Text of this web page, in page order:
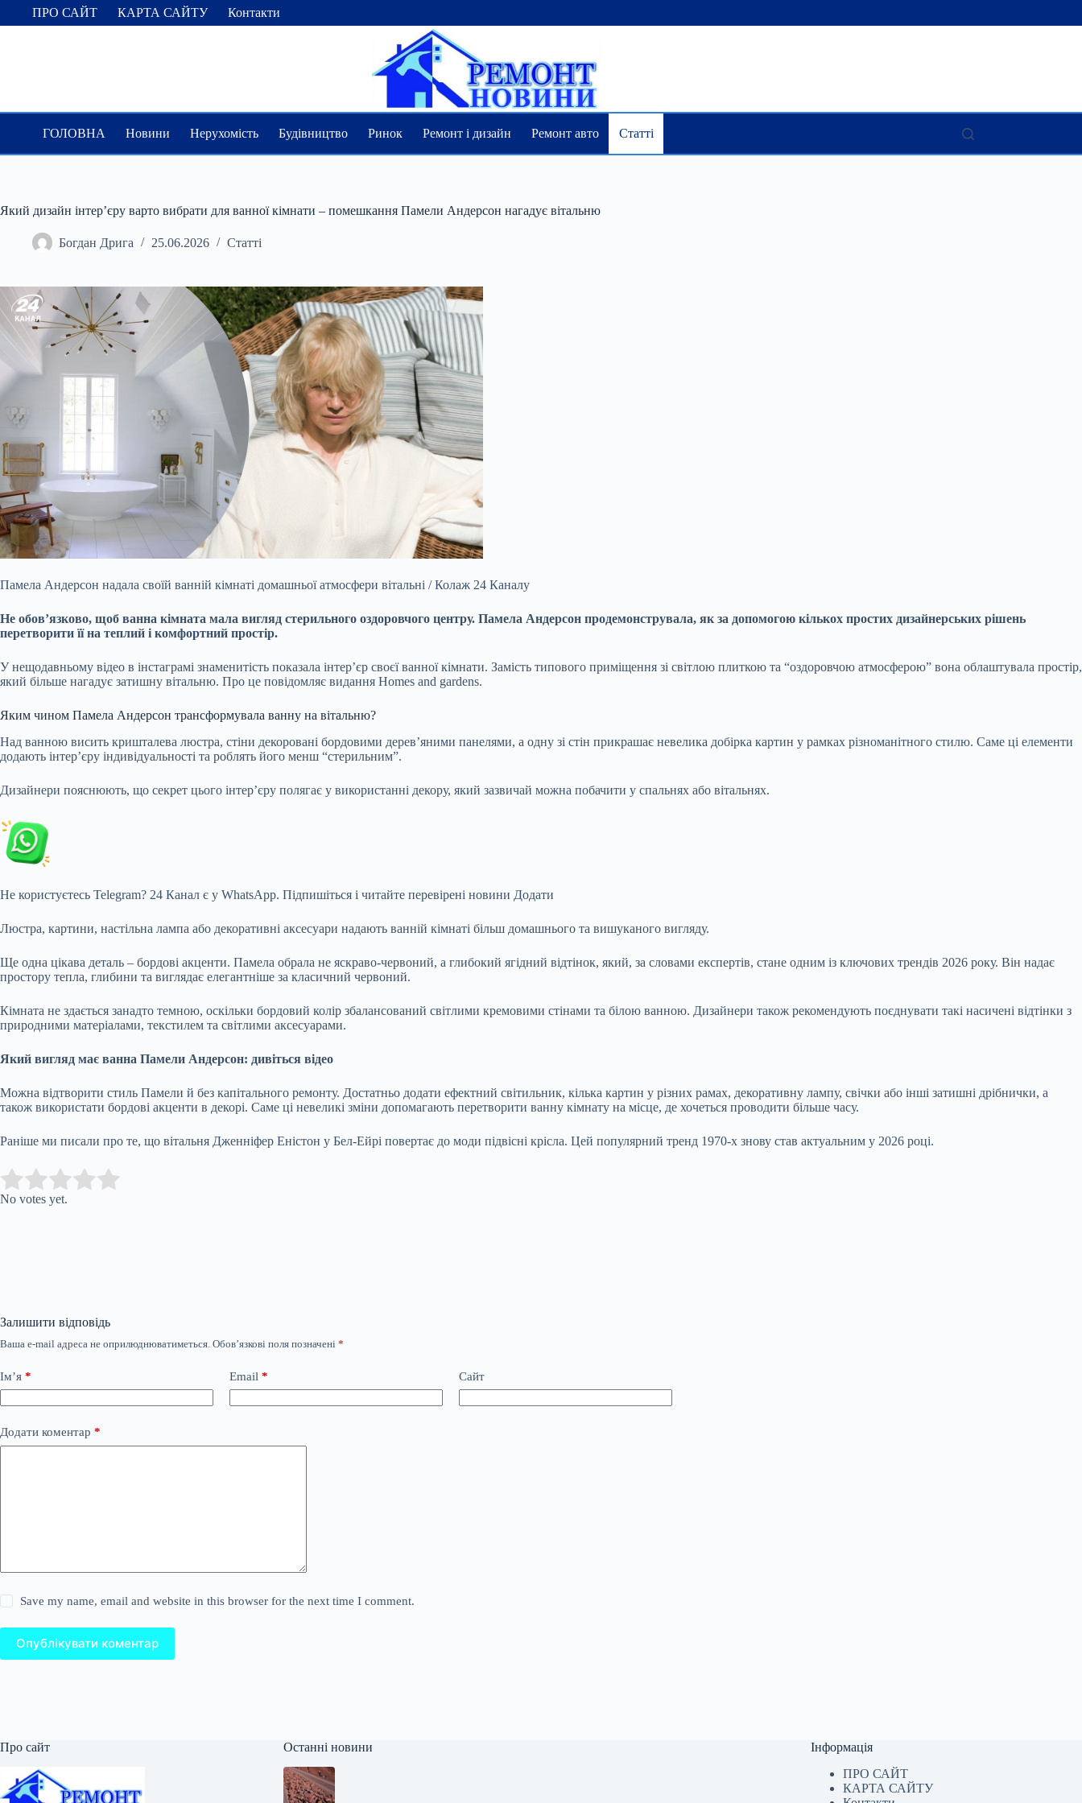
ПерейтиПРО САЙТ КАРТА САЙТУ Контакти
ГОЛОВНА Новини Нерухомість Будівництво Ринок Ремонт і дизайн Ремонт авто Статті
Який дизайн інтер’єру варто вибрати для ванної кімнати – помешкання Памели Андерсон нагадує вітальню
Богдан Дрига 25.06.2026 Статті
Памела Андерсон надала своїй ванній кімнаті домашньої атмосфери вітальні / Колаж 24 Каналу
Не обов’язково, щоб ванна кімната мала вигляд стерильного оздоровчого центру. Памела Андерсон продемонструвала, як за допомогою кількох простих дизайнерських рішень
перетворити її на теплий і комфортний простір.
У нещодавньому відео в інстаграмі знаменитість показала інтер’єр своєї ванної кімнати. Замість типового приміщення зі світлою плиткою та “оздоровчою атмосферою” вона облаштувала простір,
який більше нагадує затишну вітальню. Про це повідомляє видання Homes and gardens.
Яким чином Памела Андерсон трансформувала ванну на вітальню?
Над ванною висить кришталева люстра, стіни декоровані бордовими дерев’яними панелями, а одну зі стін прикрашає невелика добірка картин у рамках різноманітного стилю. Саме ці елементи
додають інтер’єру індивідуальності та роблять його менш “стерильним”.
Дизайнери пояснюють, що секрет цього інтер’єру полягає у використанні декору, який зазвичай можна побачити у спальнях або вітальнях.
Не користуєтесь Telegram? 24 Канал є у WhatsApp. Підпишіться і читайте перевірені новини Додати
Люстра, картини, настільна лампа або декоративні аксесуари надають ванній кімнаті більш домашнього та вишуканого вигляду.
Ще одна цікава деталь – бордові акценти. Памела обрала не яскраво-червоний, а глибокий ягідний відтінок, який, за словами експертів, стане одним із ключових трендів 2026 року. Він надає
простору тепла, глибини та виглядає елегантніше за класичний червоний.
Кімната не здається занадто темною, оскільки бордовий колір збалансований світлими кремовими стінами та білою ванною. Дизайнери також рекомендують поєднувати такі насичені відтінки з
природними матеріалами, текстилем та світлими аксесуарами.
Який вигляд має ванна Памели Андерсон: дивіться відео
Можна відтворити стиль Памели й без капітального ремонту. Достатньо додати ефектний світильник, кілька картин у різних рамах, декоративну лампу, свічки або інші затишні дрібнички, а
також використати бордові акценти в декорі. Саме ці невеликі зміни допомагають перетворити ванну кімнату на місце, де хочеться проводити більше часу.
Раніше ми писали про те, що вітальня Дженніфер Еністон у Бел-Ейрі повертає до моди підвісні крісла. Цей популярний тренд 1970-х знову став актуальним у 2026 році.
Rate this item:
No votes yet.
Залишити відповідь
Ваша e-mail адреса не оприлюднюватиметься. Обов’язкові поля позначені *
Ім’я * Email * Сайт
Додати коментар *
Save my name, email and website in this browser for the next time I comment.
Опублікувати коментар
Про сайт Останні новини
Інформація
ПРО САЙТ
КАРТА САЙТУ